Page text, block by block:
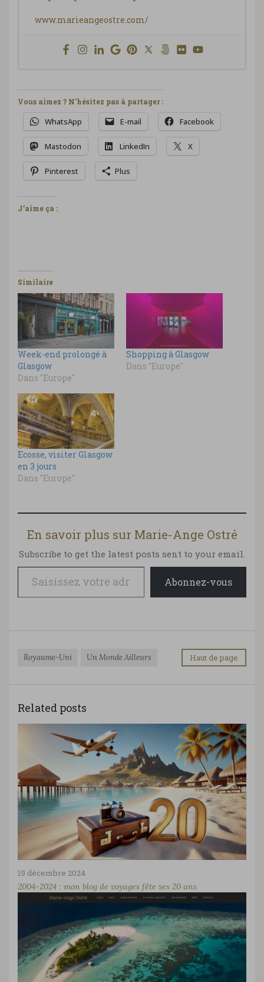
www.marieangeostre.com/
Vous aimez ? N'hésitez pas à partager :
WhatsApp E-mail Facebook
Mastodon LinkedIn X
Pinterest Plus
J’aime ça :
Similaire
Week-end prolongé à
Glasgow
Dans "Europe"
Shopping à Glasgow
Dans "Europe"
Ecosse, visiter Glasgow
en 3 jours
Dans "Europe"
En savoir plus sur Marie-Ange Ostré
Subscribe to get the latest posts sent to your email.
Saisissez votre adresse e-mail…
Abonnez-vous
Royaume-Uni Un Monde Ailleurs Haut de page
Related posts
19 décembre 2024
2004-2024 : mon blog de voyages fête ses 20 ans